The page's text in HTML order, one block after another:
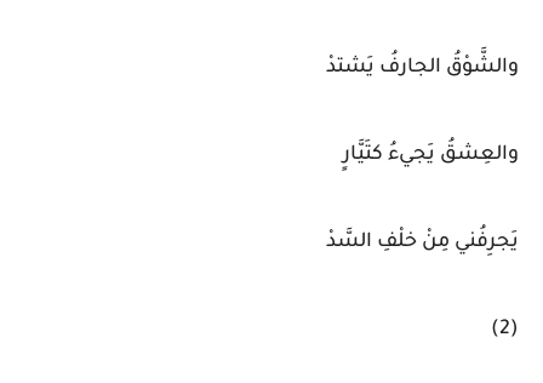
والشَّوْقُ الجارفُ يَشتدْ
والعِشقُ يَجيءُ كتَيَّارٍ
يَجرِفُني مِنْ خلْفِ السَّدْ
(2)